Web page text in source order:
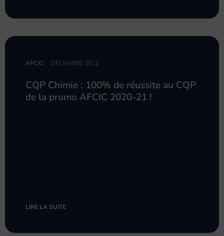
AFCIC/ DÉCEMBRE 2021
CQP Chimie : 100% de réussite au CQP
de la promo AFCIC 2020-21 !
LIRE LA SUITE